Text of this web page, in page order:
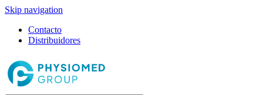
Skip navigation
Contacto
Distribuidores